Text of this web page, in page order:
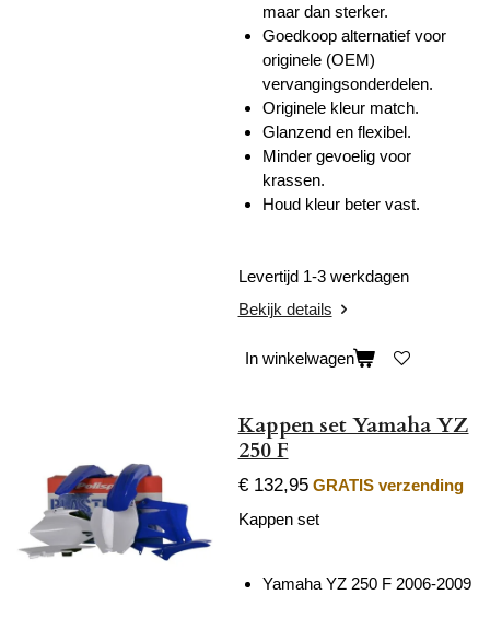
maar dan sterker.
Goedkoop alternatief voor
originele (OEM)
vervangingsonderdelen.
Originele kleur match.
Glanzend en flexibel.
Minder gevoelig voor
krassen.
Houd kleur beter vast.
Levertijd 1-3 werkdagen
Bekijk details
In winkelwagen
Kappen set Yamaha YZ
250 F
€ 132,95 GRATIS verzending
Kappen set
Yamaha YZ 250 F 2006-2009